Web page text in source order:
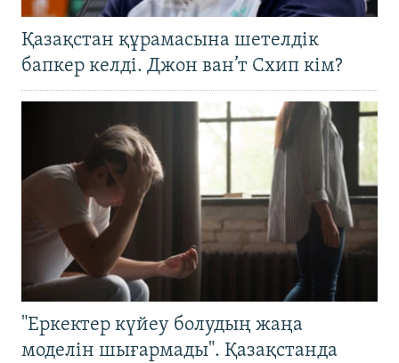
Қазақстан құрамасына шетелдік
бапкер келді. Джон ван’т Схип кім?
"Еркектер күйеу болудың жаңа
моделін шығармады". Қазақстанда